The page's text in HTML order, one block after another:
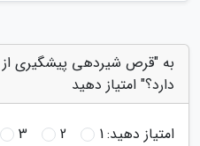
به "قرص شیردهی پیشگیری
دارد؟" امتیاز دهید
امتیاز دهید:1
2
3